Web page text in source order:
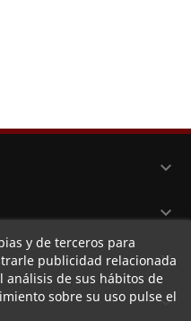
keyboard_arrow_down
keyboard_arrow_down
keyboard_arrow_down
keyboard_arrow_down
y de terceros para
publicidad relacionada
análisis de sus hábitos de
sobre su uso pulse el